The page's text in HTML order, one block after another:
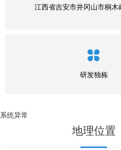
江西省吉安市井冈山市桐木
研发独栋
地理位置
系统异常